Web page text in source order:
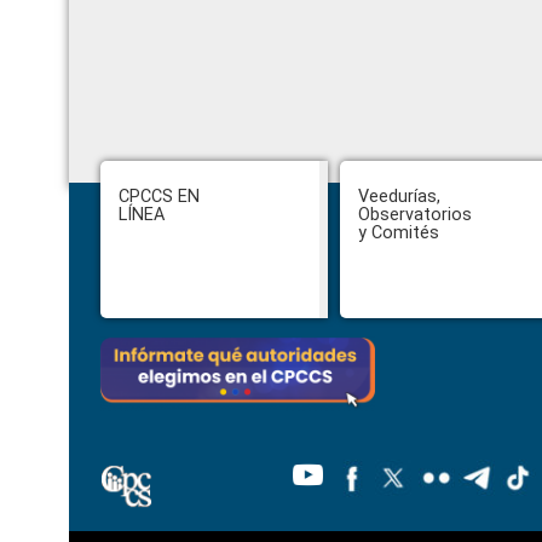
Footer
CPCCS EN
LÍNEA
Veedurías,
Observatorios
y Comités